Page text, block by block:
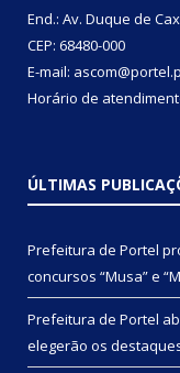
End.: Av. Duque de
CEP: 68480-000
E-mail:
Horário de
ÚLTIMAS
Prefeitura de Portel
concursos “Musa” e
Prefeitura de Portel
elegerão os